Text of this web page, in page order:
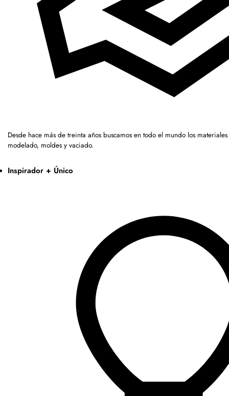
Desde hace más de treinta años buscamos en todo el mundo los
modelado, moldes y vaciado.
Inspirador + Único